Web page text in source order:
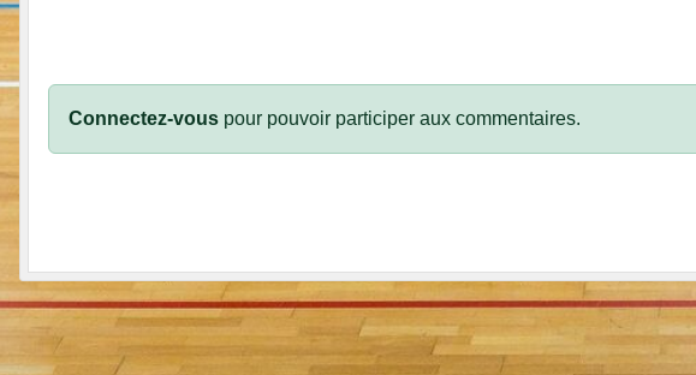
Connectez-vous pour pouvoir participer aux commentaires.